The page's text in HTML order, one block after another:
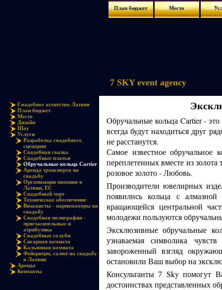
План бюджет Место
Свадебное агентство Латвия
План бюджет
Место
Дизайн
Шоу
Услуги
Разработка свадебного
сценария
Свадебная сказка
Свадебные платья
Обручальные кольца Cartier
Аренда транспорта на
свадьбу
Организация питания в
Латвии, ЕС
Свадебный торт
Техническое обеспечение
Визажисты - парикмахеры на
свадьбу
Свадебная полиграфия -
пригласительные и
атрибутика
Свадебные голуби
Сигарная комната
Кальянная комната
Фейерверк, салют на свадьбу
в Латвии
Аренда
Контакты
7 SKY event agency
Обручальные кольца Cartier -
всегда будут находиться друг
не расстанутся.
Самое известное
переплетенных вместе из
розовое золото - Любовь.
Производители ювелирных
появились кольца с
вращающейся центральной
молодежи пользуются
Эксклюзивные обручальные
узнаваемая символика
завороженный взгляд
остановили Ваш выбор на
Консультанты 7 Sky помогут
достоинствах представленных